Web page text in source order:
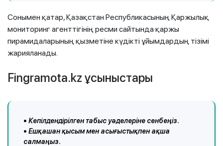
Сонымен қатар, Қазақстан Республикасының Қаржылық
мониторинг агенттігінің ресми сайтында қаржы
пирамидаларының қызметіне күдікті ұйымдардың тізімі
жарияланады.
Fingramota.kz ұсыныстары
• Кепілдендірілген табыс уәделеріне сенбеңіз.
• Ешқашан қысым мен асығыстықпен ақша
салмаңыз.